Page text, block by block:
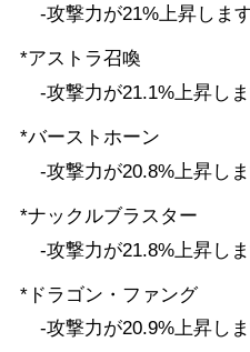
-攻撃力が21%上昇します
*アストラ召喚
-攻撃力が21.1%上昇しま
*バーストホーン
-攻撃力が20.8%上昇しま
*ナックルブラスター
-攻撃力が21.8%上昇しま
*ドラゴン・ファング
-攻撃力が20.9%上昇しま